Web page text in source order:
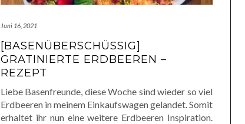
Juni 16, 2021
[BASENÜBERSCHÜSSIG]
GRATINIERTE ERDBEEREN –
REZEPT
Liebe Basenfreunde, diese Woche sind wieder so viel
Erdbeeren in meinem Einkaufswagen gelandet. Somit
erhaltet ihr nun eine weitere Erdbeeren Inspiration.